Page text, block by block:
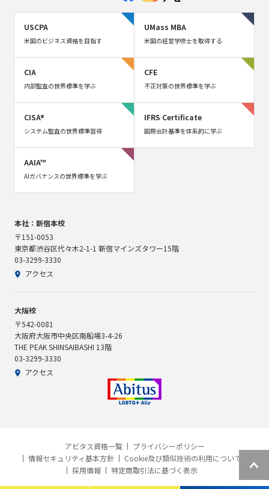
USCPA
米国のビジネス資格を目指す
UMass MBA
米国の経営学修士を取得する
CIA
内部監査の世界標準を学ぶ
CFE
不正対策の世界標準を学ぶ
CISA®
システム監査の世界標準習得
IFRS Certificate
国際会計基準を体系的に学ぶ
AAIA™
AIガバナンスの世界標準を学ぶ
本社：新宿本校
〒151-0053
東京都渋谷区代々木2-1-1 新宿マインズタワー15階
03-3299-3330
アクセス
大阪校
〒542-0081
大阪府大阪市中央区南船場3-4-26
THE PEAK SHINSAIBASHI 13階
03-3299-3330
アクセス
アビタス資格一覧
プライバシーポリシー
情報セキュリティ基本方針
Cookie及び類似技術の利用について
採用情報
特定商取引法に基づく表示